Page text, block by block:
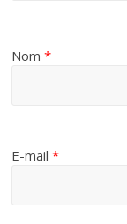
Nom*
E-mail*